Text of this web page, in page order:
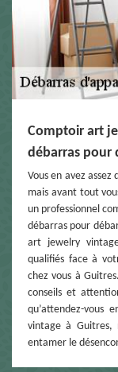
Comptoir art
débarras pour
Vous en avez
mais avant tout
un professionnel
débarras pour
art jewelry
qualifiés face à
chez vous à
conseils et
qu’attendez-vous
vintage à
entamer le